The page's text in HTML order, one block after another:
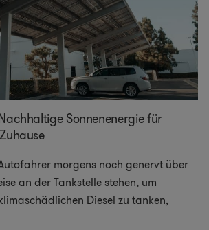
Sonnenenergie für
morgens noch genervt über
an der Tankstelle stehen, um
Diesel zu tanken,